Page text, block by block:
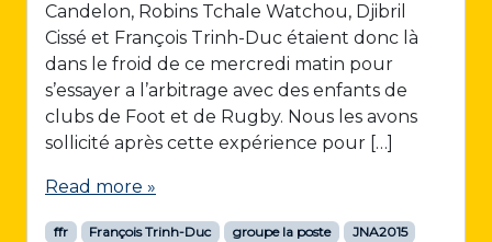
Candelon, Robins Tchale Watchou, Djibril
Cissé et François Trinh-Duc étaient donc là
dans le froid de ce mercredi matin pour
s’essayer a l’arbitrage avec des enfants de
clubs de Foot et de Rugby. Nous les avons
sollicité après cette expérience pour […]
Read more »
ffr François Trinh-Duc groupe la poste
JNA2015